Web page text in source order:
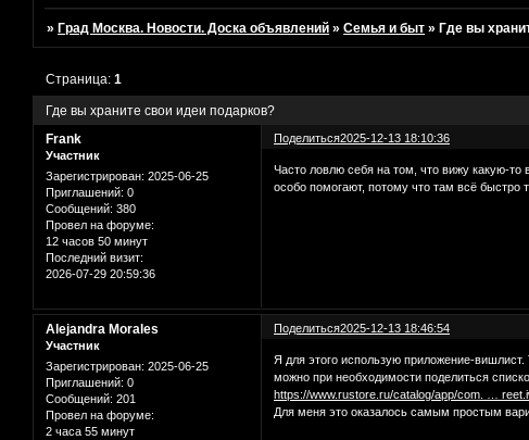
» Град Москва. Новости. Доска объявлений »Семья и быт » Где вы
Где вы храните свои идеи подарков?
Страница:1
Поделиться2025-12-13 18:10:36
Frank
Участник
Зарегистрирован: 2025-06-25
Приглашений: 0
Сообщений: 380
Провел на форуме:
12 часов 50 минут
Последний визит:
2026-07-29 20:59:36
Часто ловлю себя на том, что вижу какую-
особо помогают, потому что там всё быстро
Поделиться2025-12-13 18:46:54
Alejandra Morales
Участник
Зарегистрирован: 2025-06-25
Приглашений: 0
Сообщений: 201
Провел на форуме:
2 часа 55 минут
Я для этого использую приложение-
можно при необходимости поделиться
https://www.rustore.ru/catalog/app/com. …
Для меня это оказалось самым простым